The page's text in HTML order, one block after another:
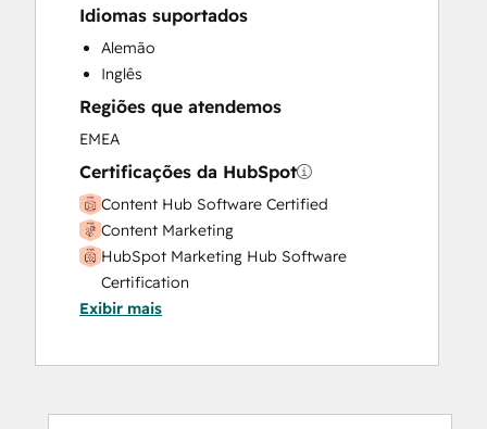
Website Design
Idiomas suportados
Alemão
Inglês
Regiões que atendemos
EMEA
Certificações da HubSpot
Content Hub Software Certified
Content Marketing
HubSpot Marketing Hub Software
Certification
HubSpot Sales Software
Service Hub Software
Exibir mais